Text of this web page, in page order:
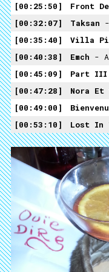
00:25:50
Front
00:32:07
Taksan
00:35:40
Villa
00:40:38
Emch -
00:45:09
Part III
00:47:28
Nora Et
00:49:00
00:53:10
Lost In